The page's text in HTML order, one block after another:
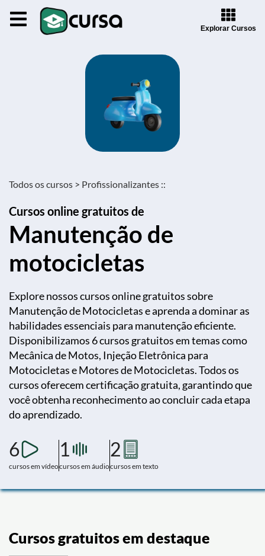
Explorar Cursos
Todos os cursos > Profissionalizantes ::
Cursos online gratuitos de
Manutenção de
motocicletas
Explore nossos cursos online gratuitos sobre
Manutenção de Motocicletas e aprenda a dominar as
habilidades essenciais para manutenção eficiente.
Disponibilizamos 6 cursos gratuitos em temas como
Mecânica de Motos, Injeção Eletrônica para
Motocicletas e Motores de Motocicletas. Todos os
cursos oferecem certificação gratuita, garantindo que
você obtenha reconhecimento ao concluir cada etapa
do aprendizado.
6
cursos em vídeo
1
cursos em áudio
2
cursos em texto
Cursos gratuitos em destaque